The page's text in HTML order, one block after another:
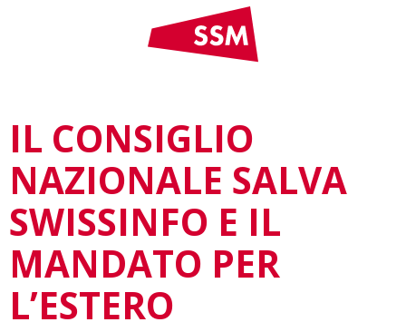
IL CONSIGLIO
NAZIONALE SALVA
SWISSINFO E IL
MANDATO PER
L’ESTERO